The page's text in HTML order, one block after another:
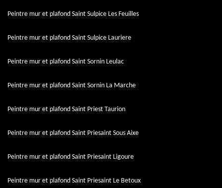
Peintre mur et plafond Saint Sulpice Les Feuilles
Peintre mur et plafond Saint Sulpice Lauriere
Peintre mur et plafond Saint Sornin Leulac
Peintre mur et plafond Saint Sornin La Marche
Peintre mur et plafond Saint Priest Taurion
Peintre mur et plafond Saint Priesaint Sous Aixe
Peintre mur et plafond Saint Priesaint Ligoure
Peintre mur et plafond Saint Priesaint Le Betoux